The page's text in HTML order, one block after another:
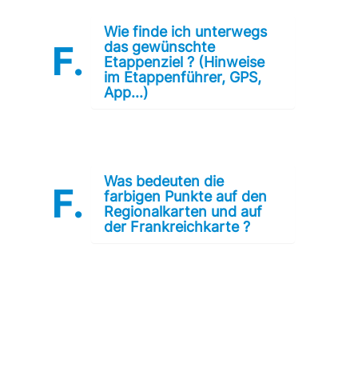
Wie finde ich unterwegs
das gewünschte
Etappenziel ? (Hinweise
im Etappenführer, GPS,
App...)
Was bedeuten die
farbigen Punkte auf den
Regionalkarten und auf
der Frankreichkarte ?